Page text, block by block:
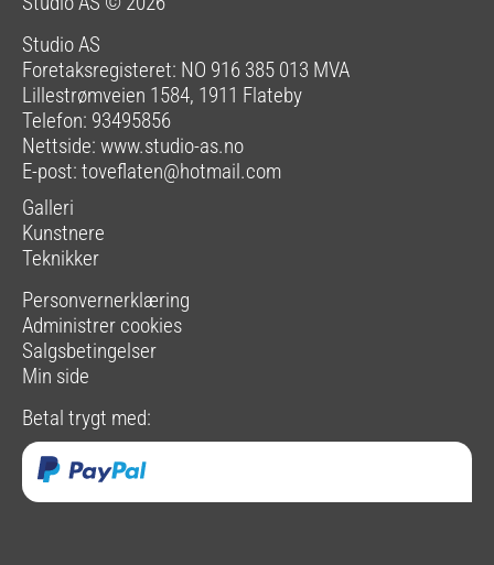
Studio AS
Foretaksregisteret: NO 916 385 013 MVA
Lillestrømveien 1584, 1911 Flateby
Telefon: 93495856
Nettside: www.studio-as.no
E-post: toveflaten@hotmail.com
Galleri
Kunstnere
Teknikker
Personvernerklæring
Administrer cookies
Salgsbetingelser
Min side
Betal trygt med: